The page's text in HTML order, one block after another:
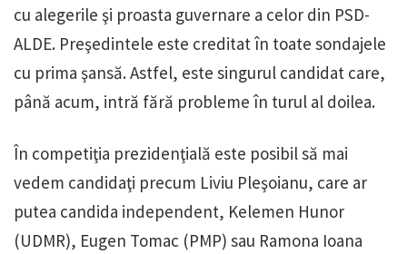
cu alegerile şi proasta guvernare a celor din PSD-
ALDE. Preşedintele este creditat în toate sondajele
cu prima şansă. Astfel, este singurul candidat care,
până acum, intră fără probleme în turul al doilea.
În competiţia prezidenţială este posibil să mai
vedem candidaţi precum Liviu Pleşoianu, care ar
putea candida independent, Kelemen Hunor
(UDMR), Eugen Tomac (PMP) sau Ramona Ioana